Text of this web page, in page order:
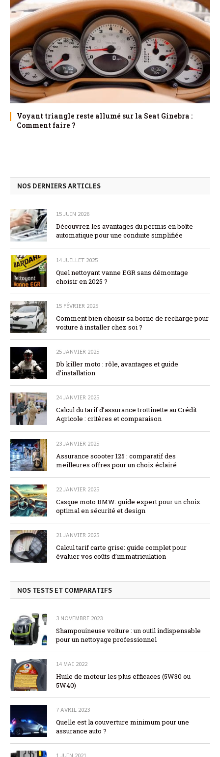
Voyant triangle reste allumé sur la Seat Ginebra :
Comment faire ?
NOS DERNIERS ARTICLES
15 JUIN 2026
Découvrez les avantages du permis en boîte
automatique pour une conduite simplifiée
14 JUILLET 2025
Quel nettoyant vanne EGR sans démontage
choisir en 2025 ?
15 FÉVRIER 2025
Comment bien choisir sa borne de recharge pour
voiture à installer chez soi ?
25 JANVIER 2025
Db killer moto : rôle, avantages et guide
d’installation
24 JANVIER 2025
Calcul du tarif d’assurance trottinette au Crédit
Agricole : critères et comparaison
23 JANVIER 2025
Assurance scooter 125 : comparatif des
meilleures offres pour un choix éclairé
22 JANVIER 2025
Casque moto BMW: guide expert pour un choix
optimal en sécurité et design
21 JANVIER 2025
Calcul tarif carte grise: guide complet pour
évaluer vos coûts d’immatriculation
NOS TESTS ET COMPARATIFS
3 NOVEMBRE 2023
Shampouineuse voiture : un outil indispensable
pour un nettoyage professionnel
14 MAI 2022
Huile de moteur les plus efficaces (5W30 ou
5W40)
7 AVRIL 2023
Quelle est la couverture minimum pour une
assurance auto ?